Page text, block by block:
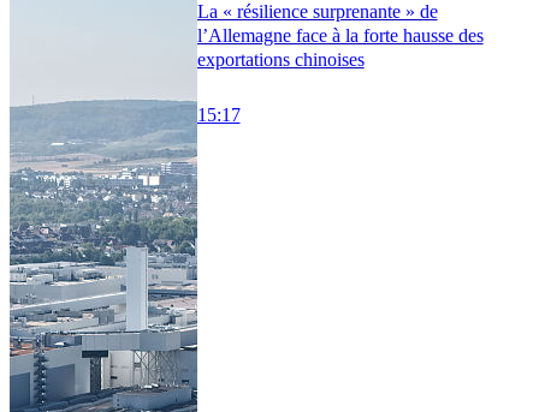
La « résilience surprenante » de
l’Allemagne face à la forte hausse des
exportations chinoises
15:17